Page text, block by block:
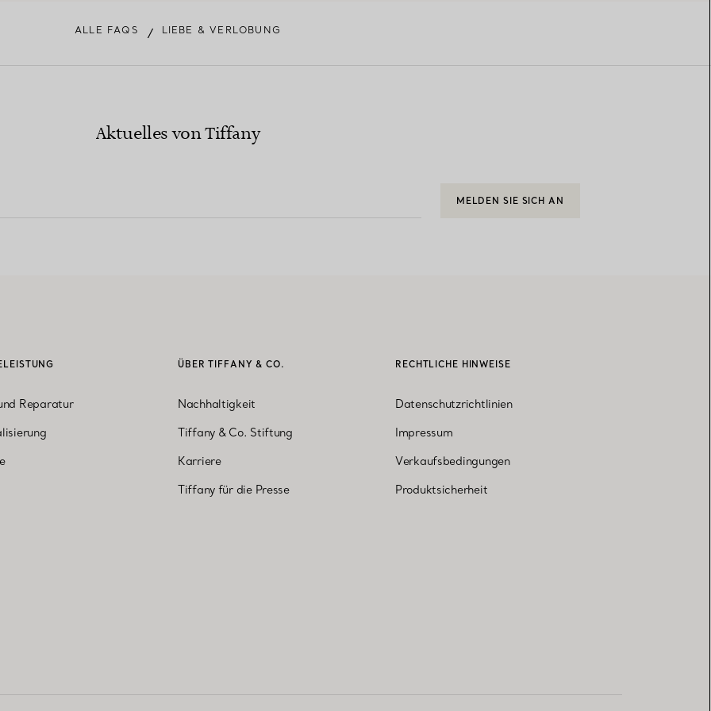
ALLE FAQS / LIEBE & VERLOBUNG
Aktuelles von Tiffany
MELDEN SIE SICH AN
Reparatur
ÜBER TIFFANY & CO.
Nachhaltigkeit
Tiffany & Co. Stiftung
Karriere
Tiffany für die Presse
RECHTLICHE HINWEISE
Datenschutzrichtlinien
Impressum
Verkaufsbedingungen
Produktsicherheit